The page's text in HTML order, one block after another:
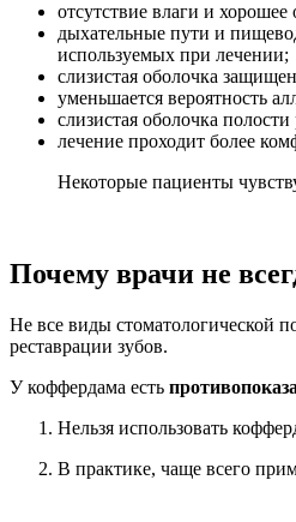
отсутствие влаги и
дыхательные пути и
используемых при лечении;
слизистая оболочка
уменьшается вероятность
слизистая оболочка
лечение проходит более
Некоторые пациенты
Почему врачи не
Не все виды стоматологической
реставрации зубов.
У коффердама есть
Нельзя использовать
В практике, чаще всего